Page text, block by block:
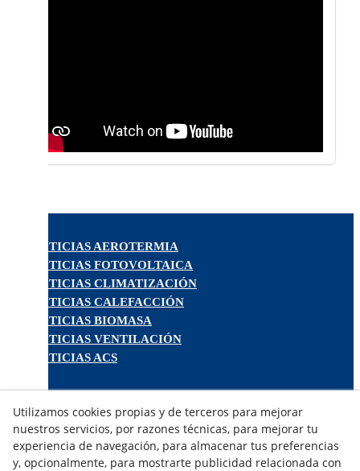
NOTICIAS AEROTERMIA
NOTICIAS FOTOVOLTAICA
NOTICIAS CLIMATIZACIÓN
NOTICIAS CALEFACCIÓN
NOTICIAS BIOMASA
NOTICIAS VENTILACIÓN
NOTICIAS ACS
NOVEDADES
MI CUENTA
Utilizamos cookies propias y de terceros para mejorar
nuestros servicios, por razones técnicas, para mejorar tu
experiencia de navegación, para almacenar tus preferencias
y, opcionalmente, para mostrarte publicidad relacionada con